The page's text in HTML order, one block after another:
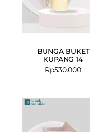
BUNGA BUKET
KUPANG 14
Rp530.000